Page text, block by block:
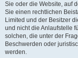
Sie oder die Website, auf
Sie einen rechtlichen
Limited und der Besitzer
und nicht die Anlaufstelle
solchen, die unter der
Beschwerden oder
werden.